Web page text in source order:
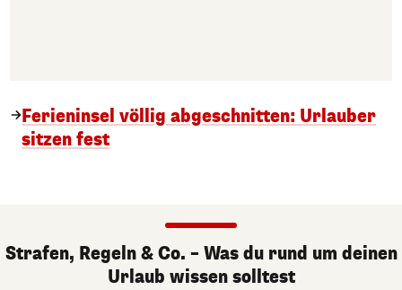
Ferieninsel völlig abgeschnitten: Urlauber
sitzen fest
Strafen, Regeln & Co. – Was du rund um deinen
Urlaub wissen solltest